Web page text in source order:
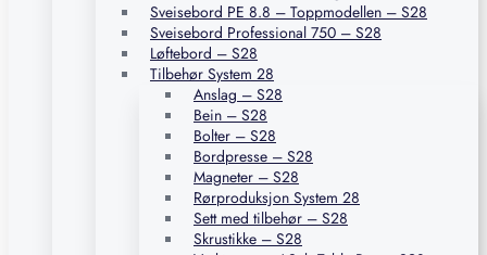
Sveisebord PE 8.8 – Toppmodellen – S28
Sveisebord Professional 750 – S28
Løftebord – S28
Tilbehør System 28
Anslag – S28
Bein – S28
Bolter – S28
Bordpresse – S28
Magneter – S28
Rørproduksjon System 28
Sett med tilbehør – S28
Skrustikke – S28